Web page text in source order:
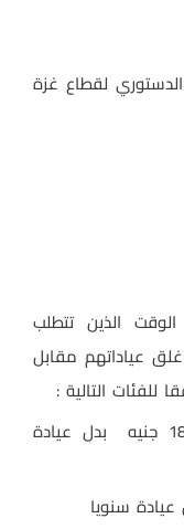
28 من النظام الدستوري لقطاع غزة
الذين تتطلب
عياداتهم مقابل
التالية :
الأطباء من الدرجتين الثالثة والثانية 180 جنيه بدل عيادة